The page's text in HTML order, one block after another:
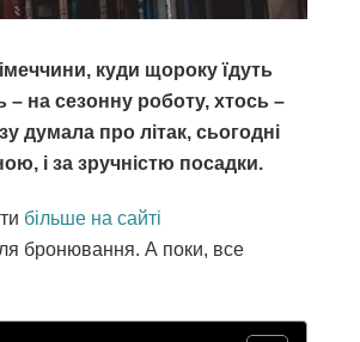
куди щороку їдуть
– на сезонну роботу, хтось –
думала про літак, сьогодні
і за зручністю посадки.
більше на сайті
бронювання. А поки, все